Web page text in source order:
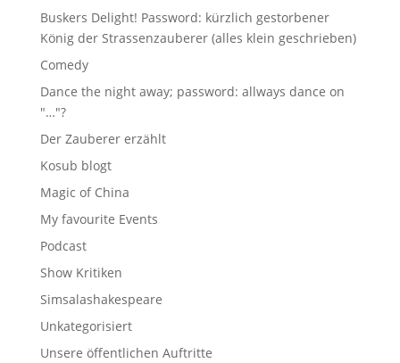
Buskers Delight! Password: kürzlich gestorbener
König der Strassenzauberer (alles klein geschrieben)
Comedy
Dance the night away; password: allways dance on
"…"?
Der Zauberer erzählt
Kosub blogt
Magic of China
My favourite Events
Podcast
Show Kritiken
Simsalashakespeare
Unkategorisiert
Unsere öffentlichen Auftritte